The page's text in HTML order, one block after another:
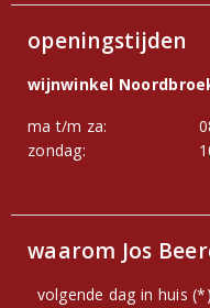
openingstijden
wijnwinkel
ma t/m za:
zondag:
waarom Jos
volgende dag in huis (*)